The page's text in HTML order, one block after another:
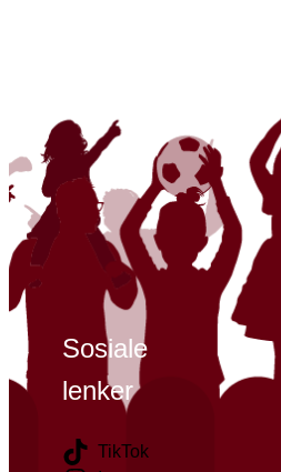
Sosiale
lenker
TikTok